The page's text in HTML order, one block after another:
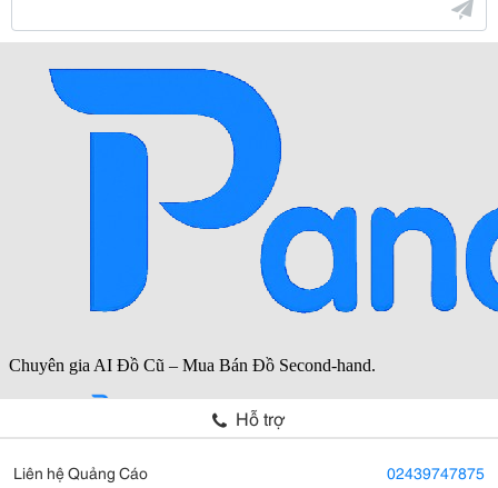
Hỗ trợ
Liên hệ Quảng Cáo 02439747875